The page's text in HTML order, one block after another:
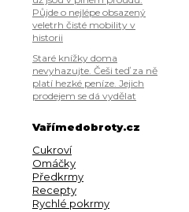
Půjde o nejlépe obsazený
veletrh čisté mobility v
historii
Staré knížky doma
nevyhazujte. Češi teď za ně
platí hezké peníze. Jejich
prodejem se dá vydělat
Vařímedobroty.cz
Cukroví
Omáčky
Předkrmy
Recepty
Rychlé pokrmy